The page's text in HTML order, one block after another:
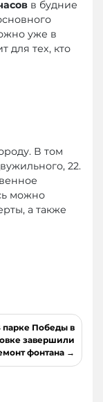
в будние
уже в
для тех, кто
В том
22.
можно
а также
парке Победы в
завершили
фонтана